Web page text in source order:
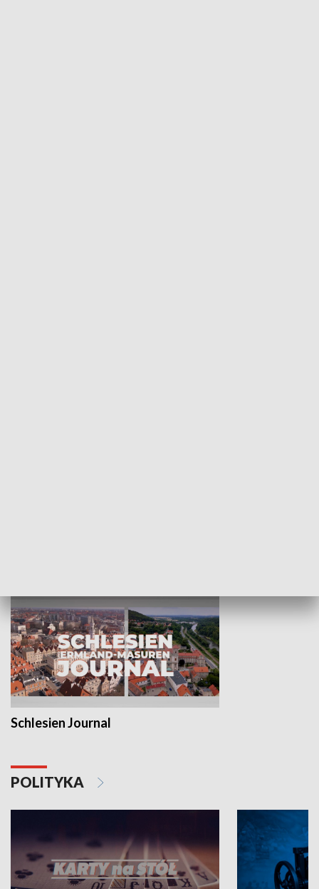
Schlesien Journal
POLITYKA